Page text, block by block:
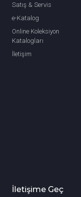
Satış & Servis
e-Katalog
Online Koleksiyon
Katalogları
İletişim
İletişime Geç